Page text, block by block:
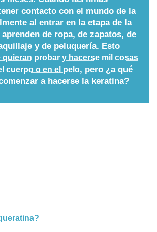
contacto con el mundo de la
al entrar en la etapa de la
de ropa, de zapatos, de
y de peluquería. Esto
quieran probar y hacerse mil cosas
cuerpo o en el pelo, pero ¿a qué
a hacerse la keratina?